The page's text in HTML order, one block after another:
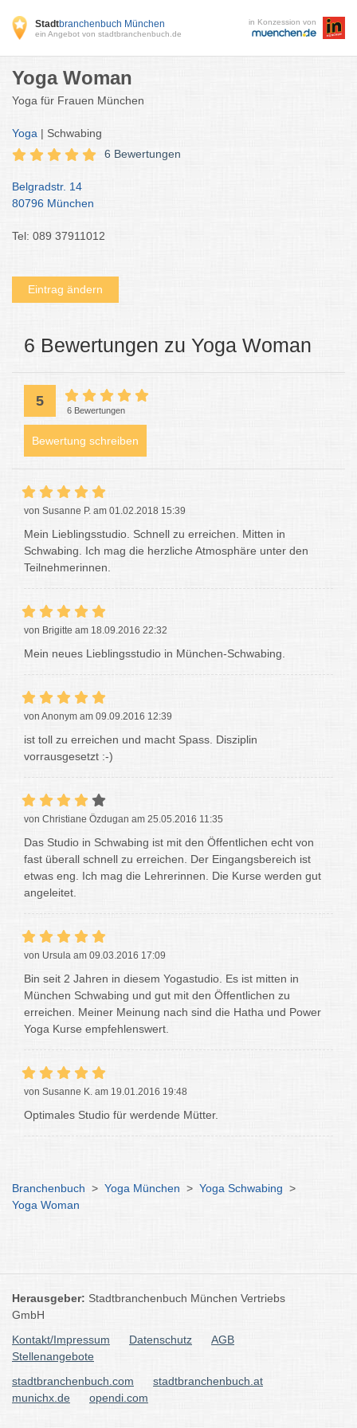
Stadtbranchenbuch München
ein Angebot von stadtbranchenbuch.de
in Konzession von
Yoga Woman
Yoga für Frauen München
Yoga | Schwabing
6 Bewertungen
Belgradstr. 14
80796 München
Tel: 089 37911012
Eintrag ändern
6 Bewertungen zu Yoga Woman
5
6 Bewertungen
Bewertung schreiben
von Susanne P. am 01.02.2018 15:39
Mein Lieblingsstudio. Schnell zu erreichen. Mitten in
Schwabing. Ich mag die herzliche Atmosphäre unter den
Teilnehmerinnen.
von Brigitte am 18.09.2016 22:32
Mein neues Lieblingsstudio in München-Schwabing.
von Anonym am 09.09.2016 12:39
ist toll zu erreichen und macht Spass. Disziplin
vorrausgesetzt :-)
von Christiane Özdugan am 25.05.2016 11:35
Das Studio in Schwabing ist mit den Öffentlichen echt von
fast überall schnell zu erreichen. Der Eingangsbereich ist
etwas eng. Ich mag die Lehrerinnen. Die Kurse werden gut
angeleitet.
von Ursula am 09.03.2016 17:09
Bin seit 2 Jahren in diesem Yogastudio. Es ist mitten in
München Schwabing und gut mit den Öffentlichen zu
erreichen. Meiner Meinung nach sind die Hatha und Power
Yoga Kurse empfehlenswert.
von Susanne K. am 19.01.2016 19:48
Optimales Studio für werdende Mütter.
Branchenbuch > Yoga München > Yoga Schwabing >
Yoga Woman
Herausgeber: Stadtbranchenbuch München Vertriebs
GmbH
Kontakt/Impressum
Datenschutz
AGB
Stellenangebote
stadtbranchenbuch.com
stadtbranchenbuch.at
munichx.de
opendi.com